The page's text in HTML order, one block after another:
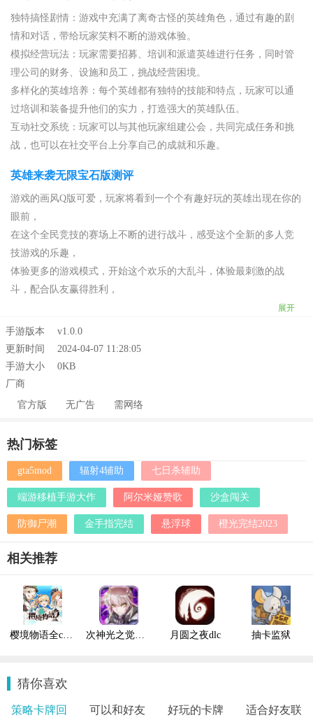
独特搞怪剧情：游戏中充满了离奇古怪的英雄角色，通过有趣的剧
情和对话，带给玩家笑料不断的游戏体验。
模拟经营玩法：玩家需要招募、培训和派遣英雄进行任务，同时管
理公司的财务、设施和员工，挑战经营困境。
多样化的英雄培养：每个英雄都有独特的技能和特点，玩家可以通
过培训和装备提升他们的实力，打造强大的英雄队伍。
互动社交系统：玩家可以与其他玩家组建公会，共同完成任务和挑
战，也可以在社交平台上分享自己的成就和乐趣。
英雄来袭无限宝石版测评
游戏的画风Q版可爱，玩家将看到一个个有趣好玩的英雄出现在你的
眼前，
在这个全民竞技的赛场上不断的进行战斗，感受这个全新的多人竞
技游戏的乐趣，
体验更多的游戏模式，开始这个欢乐的大乱斗，体验最刺激的战
斗，配合队友赢得胜利，
展开
手游版本
v1.0.0
更新时间
2024-04-07 11:28:05
手游大小
0KB
厂商
官方版
无广告 需网络
热门标签
gta5mod 辐射4辅助 七日杀辅助
端游移植手游大作 阿尔米娅赞歌 沙盒闯关
防御尸潮 金手指完结 悬浮球 橙光完结2023
相关推荐
樱境物语全cg解锁版 次神光之觉醒钻石 月圆之夜dlc 抽卡监狱
猜你喜欢
策略卡牌回 可以和好友 好玩的卡牌 适合好友联